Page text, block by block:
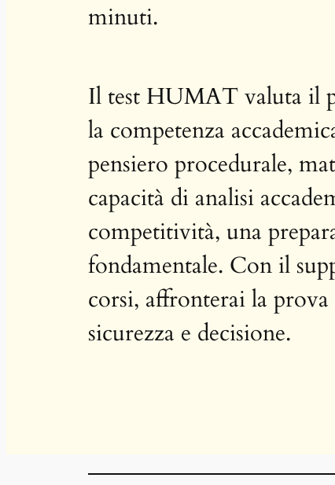
minuti.
Il test HUMAT valuta il
la competenza
pensiero procedurale,
capacità di analisi
competitività, una
fondamentale. Con il
corsi, affronterai la
sicurezza e decisione.